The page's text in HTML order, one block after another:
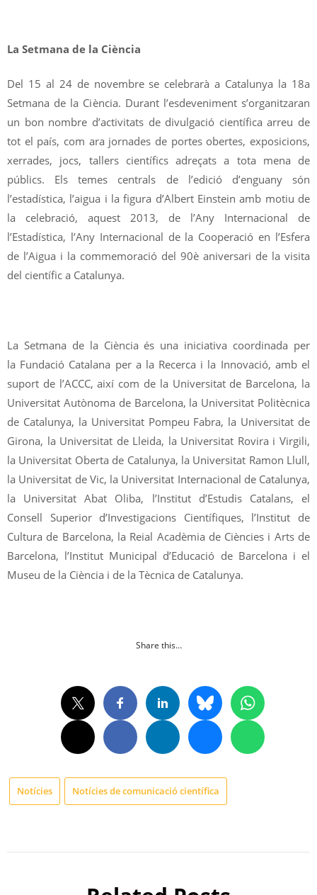
La Setmana de la Ciència
Del 15 al 24 de novembre se celebrarà a Catalunya la 18a
Setmana de la Ciència. Durant l’esdeveniment s’organitzaran
un bon nombre d’activitats de divulgació científica arreu de
tot el país, com ara jornades de portes obertes, exposicions,
xerrades, jocs, tallers científics adreçats a tota mena de
públics. Els temes centrals de l’edició d’enguany són
l’estadística, l’aigua i la figura d’Albert Einstein amb motiu de
la celebració, aquest 2013, de l’Any Internacional de
l’Estadística, l’Any Internacional de la Cooperació en l’Esfera
de l’Aigua i la commemoració del 90è aniversari de la visita
del científic a Catalunya.
La Setmana de la Ciència és una iniciativa coordinada per
la Fundació Catalana per a la Recerca i la Innovació, amb el
suport de l’ACCC, així com de la Universitat de Barcelona, la
Universitat Autònoma de Barcelona, la Universitat Politècnica
de Catalunya, la Universitat Pompeu Fabra, la Universitat de
Girona, la Universitat de Lleida, la Universitat Rovira i Virgili,
la Universitat Oberta de Catalunya, la Universitat Ramon Llull,
la Universitat de Vic, la Universitat Internacional de Catalunya,
la Universitat Abat Oliba, l’Institut d’Estudis Catalans, el
Consell Superior d’Investigacions Científiques, l’Institut de
Cultura de Barcelona, la Reial Acadèmia de Ciències i Arts de
Barcelona, l’Institut Municipal d’Educació de Barcelona i el
Museu de la Ciència i de la Tècnica de Catalunya.
Share this…
Notícies Notícies de comunicació científica